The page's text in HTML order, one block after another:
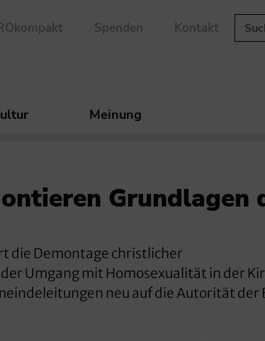
Spenden Kontakt
Meinung
Grundlagen
die Demontage christlicher
Umgang mit Homosexualität in der
neu auf die Autorität der